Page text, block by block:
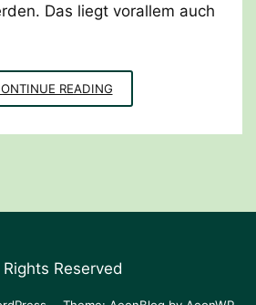
Das liegt vorallem auch
READINGSTRATEGIEMIX
FACHKRÄFTEMANGEL
Rights Reserved